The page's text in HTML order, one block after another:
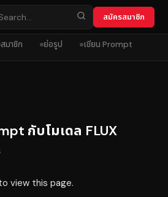
สมัครสมาชิก
สมาชิก ย่อรูป เขียน Prompt
กับโมเดล FLUX
view this page.